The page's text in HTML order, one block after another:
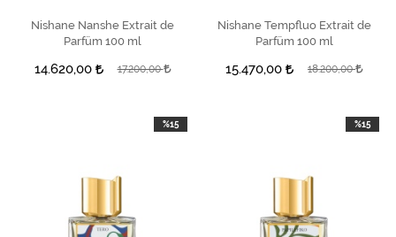
SEPETE EKLE
Nishane Nanshe Extrait de
Parfüm 100 ml
14.620,00 17.200,00
SEPETE EKLE
Nishane Tempfluo Extrait de
Parfüm 100 ml
15.470,00 18.200,00
%15 %15